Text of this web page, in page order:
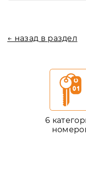
← назад в раздел
6